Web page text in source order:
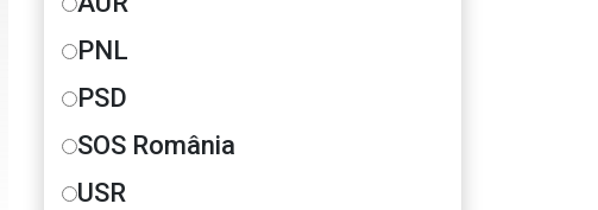
PNL
PSD
SOS România
USR